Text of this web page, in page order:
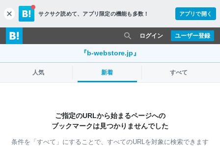
c
l
o
s
サクサク読めて、 アプリ限定の機能も多数！ アプリで開く
ユーザー登録
ログイン
『b-webstore.jp』
人気 新着 すべて
ご指定のURLから始まるページへの
ブックマークは見つかりませんでした
条件を「すべて」にすることで、 すべてのURLを対象に検索できます